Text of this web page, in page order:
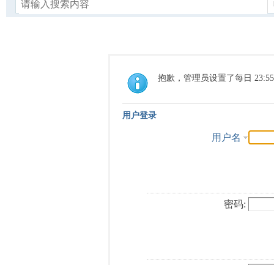
抱歉，管理员设置了每日
用户登录
用户名
密码: